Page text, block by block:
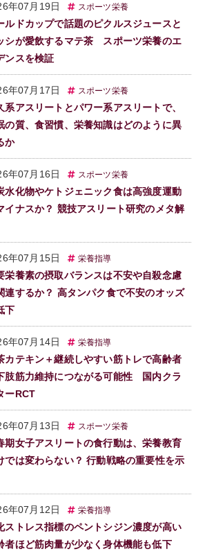
年07月19日 スポーツ栄養
ルドカップで話題のピクルスジュースと
シが愛飲するマテ茶 スポーツ栄養のエ
ンスを検証
年07月17日 スポーツ栄養
系アスリートとパワー系アスリートで、
の質、食習慣、栄養知識はどのように異
か
年07月16日 スポーツ栄養
水化物やケトジェニック食は高強度運動
イナスか？ 競技アスリート研究のメタ解
年07月15日 栄養指導
栄養素の摂取バランスは不安や自殺念慮
連するか？ 高タンパク食で不安のオッズ
下
年07月14日 栄養指導
カテキン＋継続しやすい筋トレで高齢者
肢筋力維持につながる可能性 国内クラ
ーRCT
年07月13日 スポーツ栄養
期女子アスリートの食行動は、栄養教育
では変わらない？ 行動戦略の重要性を示
年07月12日 栄養指導
ストレス指標のペントシジン濃度が高い
者ほど筋肉量が少なく身体機能も低下